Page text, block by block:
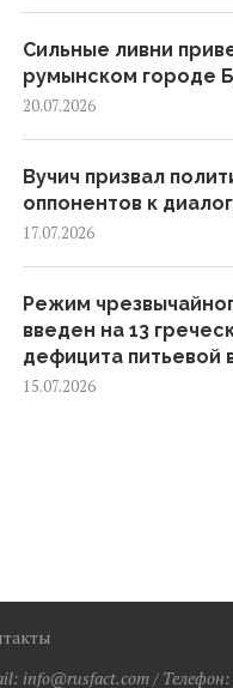
Сильные ливни
румынском городе
20.07.2026
Вучич призвал
оппонентов к
17.07.2026
Режим
введен на 13
дефицита питьевой
15.07.2026
info@rusfact.com /